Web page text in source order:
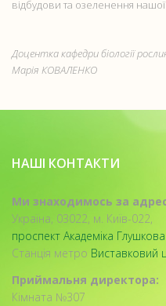
відбудови та озеленення
Доцентка кафедри біології
Марія КОВАЛЕНКО
НАШІ КОНТАКТИ
Ми знаходимось за
Україна, 03022, м. Київ-022,
проспект Академіка
Станція метро Виставковий
Приймальня директора:
Кімната №307